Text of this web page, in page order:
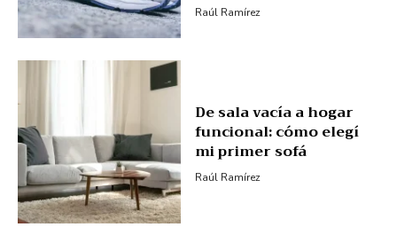
Raúl Ramírez
De sala vacía a hogar
funcional: cómo elegí
mi primer sofá
Raúl Ramírez